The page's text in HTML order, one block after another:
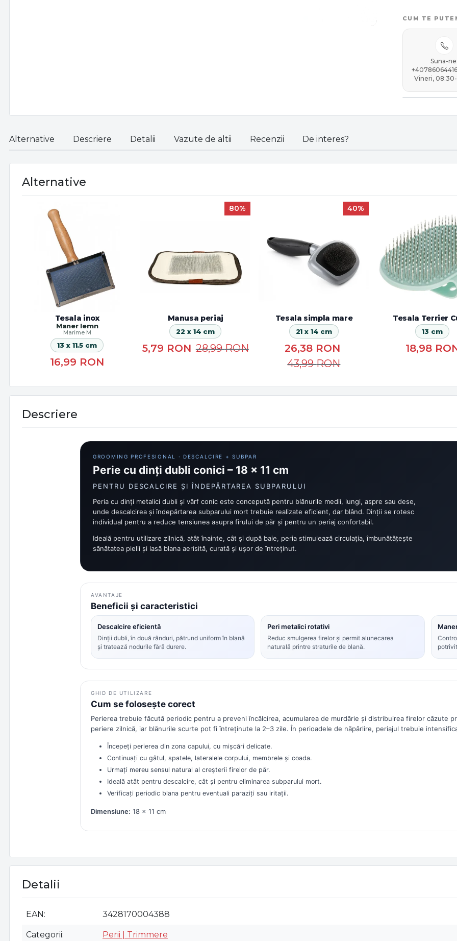
CUM TE
Suna-ne:
Vineri, 08:30-
Alternative Descriere Detalii Vazute de altii Recenzii De interes?
Alternative
Tesala inox
Maner lemn
Marime M
13 x 11.5 cm
16,99 RON
80%
Manusa periaj
22 x 14 cm
5,79 RON 28,99RON
40%
Tesala simpla mare
21 x 14 cm
26,38 RON
43,99RON
Tesala Terrier
13 cm
18,98
Descriere
GROOMING PROFESIONAL · DESCALCIRE + SUBPAR
Perie cu dinți dubli conici – 18 × 11 cm
PENTRU DESCALCIRE ȘI ÎNDEPĂRTAREA SUBPARULUI
Peria cu dinți metalici dubli și vârf conic este concepută pentru blănurile medii, lungi, aspre sau dese,
unde descalcirea și îndepărtarea subparului mort trebuie realizate eficient, dar blând. Dinții se rotesc
individual pentru a reduce tensiunea asupra firului de păr și pentru un periaj confortabil.
Ideală pentru utilizare zilnică, atât înainte, cât și după baie, peria stimulează circulația, îmbunătățește
sănătatea pielii și lasă blana aerisită, curată și ușor de întreținut.
AVANTAJE
Beneficii și caracteristici
Descalcire eficientă
Dinții dubli, în două rânduri, pătrund uniform în blană
și tratează nodurile fără durere.
Peri metalici rotativi
Reduc smulgerea firelor și permit alunecarea
naturală printre straturile de blană.
GHID DE UTILIZARE
Cum se folosește corect
Perierea trebuie făcută periodic pentru a preveni încâlcirea, acumularea de murdărie și distribuirea firelor căzute
periere zilnică, iar blănurile scurte pot fi întreținute la 2–3 zile. În perioadele de năpârlire, periajul trebuie
Începeți perierea din zona capului, cu mișcări delicate.
Continuați cu gâtul, spatele, lateralele corpului, membrele și coada.
Urmați mereu sensul natural al creșterii firelor de păr.
Ideală atât pentru descalcire, cât și pentru eliminarea subparului mort.
Verificați periodic blana pentru eventuali paraziți sau iritații.
Dimensiune: 18 × 11 cm
Detalii
EAN 3428170004388
Categorii Perii | Trimmere